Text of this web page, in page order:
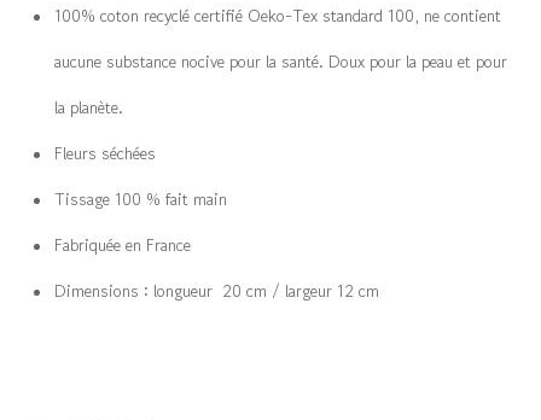
100% coton recyclé certifié Oeko-Tex standard 100, ne contient
aucune substance nocive pour la santé. Doux pour la peau et pour
la planète.
Fleurs séchées
Tissage 100 % fait main
Fabriquée en France
Dimensions : longueur 20 cm / largeur 12 cm